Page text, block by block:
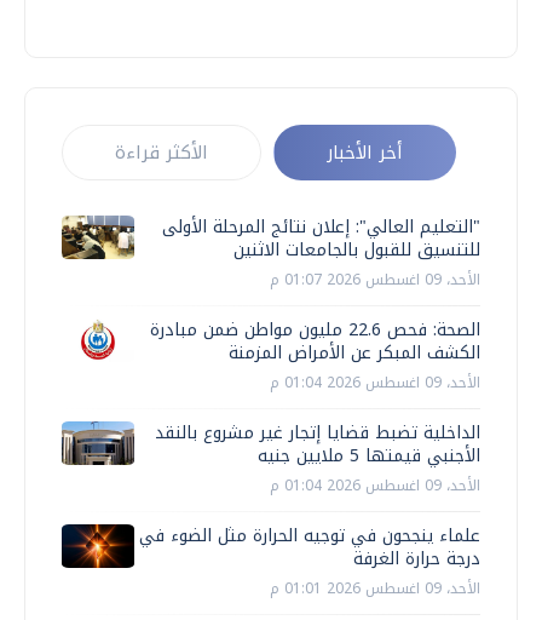
أخر الأخبار الأكثر قراءة
"التعليم العالي": إعلان نتائج المرحلة الأولى
للتنسيق للقبول بالجامعات الاثنين
الأحد، 09 اغسطس 2026 01:07 م
الصحة: فحص 22.6 مليون مواطن ضمن مبادرة
الكشف المبكر عن الأمراض المزمنة
الأحد، 09 اغسطس 2026 01:04 م
الداخلية تضبط قضايا إتجار غير مشروع بالنقد
الأجنبي قيمتها 5 ملايين جنيه
الأحد، 09 اغسطس 2026 01:04 م
علماء ينجحون في توجيه الحرارة مثل الضوء في
درجة حرارة الغرفة
الأحد، 09 اغسطس 2026 01:01 م